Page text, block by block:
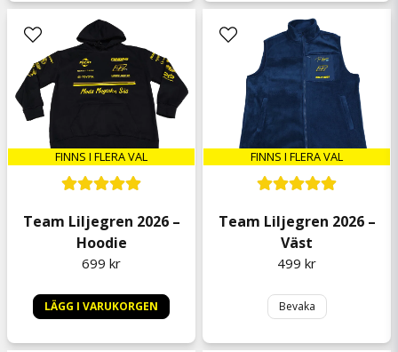
Håkan
för 1 år sedan
Bra kvalitet
Roger
för 1 år sedan
FINNS I FLERA VAL
Team Liljegren 2026 –
Hoodie
699 kr
LÄGG I VARUKORGEN
FINNS I FLERA VAL
Team Liljegren 2026 –
Väst
499 kr
Bevaka